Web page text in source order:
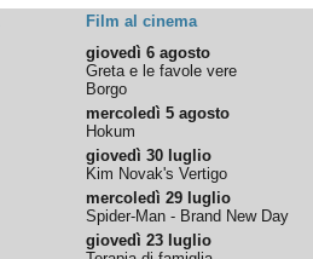
Film al cinema
giovedì 6 agosto
Greta e le favole vere
Borgo
mercoledì 5 agosto
Hokum
giovedì 30 luglio
Kim Novak's Vertigo
mercoledì 29 luglio
Spider-Man - Brand New Day
giovedì 23 luglio